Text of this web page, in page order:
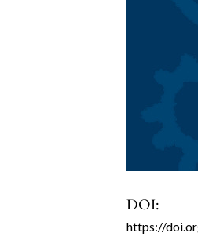
DOI:
https://